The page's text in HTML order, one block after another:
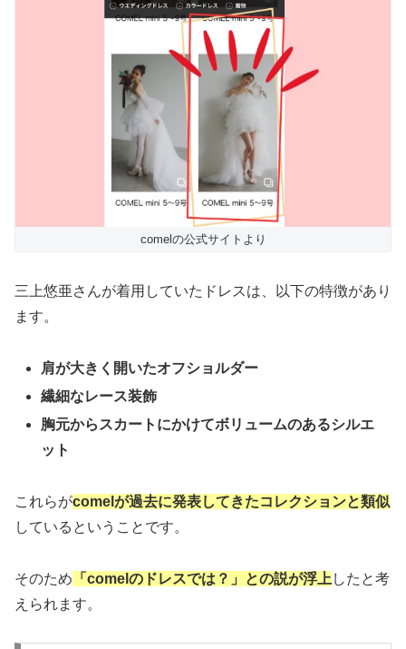
comelの公式サイトより
三上悠亜さんが着用していたドレスは、以下の特徴があり
ます。
肩が大きく開いたオフショルダー
繊細なレース装飾
胸元からスカートにかけてボリュームのあるシルエ
ット
これらがcomelが過去に発表してきたコレクションと類似
しているということです。
そのため 「comelのドレスでは？」との説が浮上 したと考
えられます。